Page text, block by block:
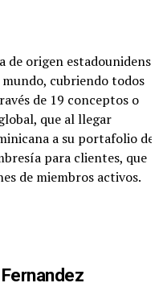
de origen estadounidense
cubriendo todos
de 19 conceptos o
que al llegar
a su portafolio de
para clientes, que
de miembros activos.